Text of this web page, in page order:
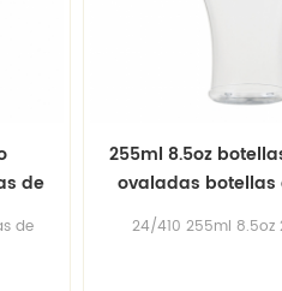
de
de
255ml 8.5oz
ovaladas
24/410 255ml 8.5oz